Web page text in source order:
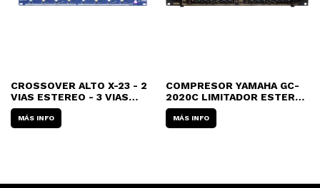
CROSSOVER ALTO X-23 - 2
VIAS ESTEREO - 3 VIAS
MONO
MÁS INFO
COMPRESOR YAMAHA GC-
2020C LIMITADOR ESTEREO
PROFESIONAL
MÁS INFO